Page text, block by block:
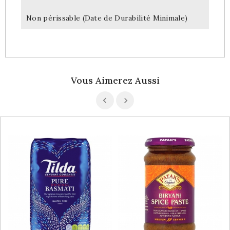
Non périssable (Date de Durabilité Minimale)
Vous Aimerez Aussi